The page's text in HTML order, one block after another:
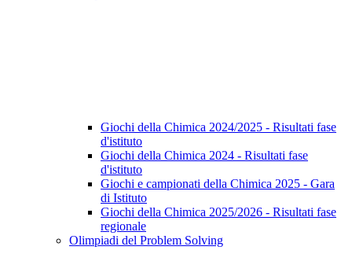
Giochi della Chimica 2024/2025 - Risultati fase
d'istituto
Giochi della Chimica 2024 - Risultati fase
d'istituto
Giochi e campionati della Chimica 2025 - Gara
di Istituto
Giochi della Chimica 2025/2026 - Risultati fase
regionale
Olimpiadi del Problem Solving